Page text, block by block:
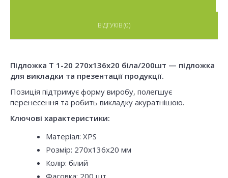
ВІДГУКІВ (0)
Підложка Т 1-20 270х136х20 біла/200шт — підложка
для викладки та презентації продукції.
Позиція підтримує форму виробу, полегшує
перенесення та робить викладку акуратнішою.
Ключові характеристики:
Матеріал: XPS
Розмір: 270x136x20 мм
Колір: білий
Фасовка: 200 шт